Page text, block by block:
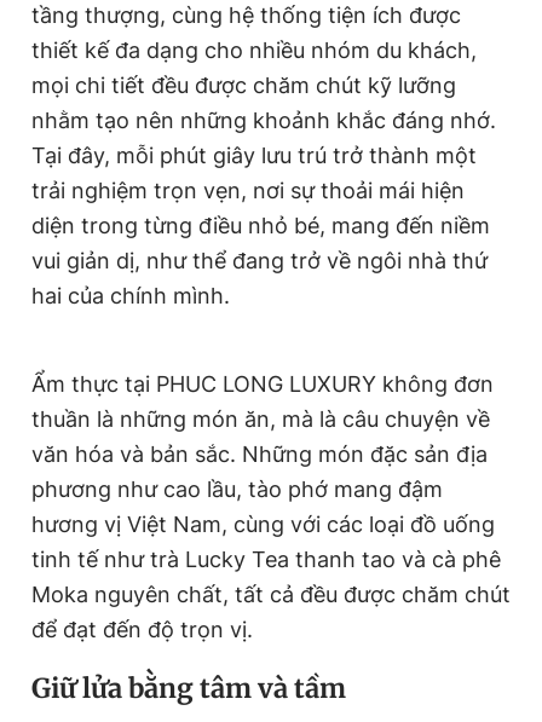
tầng thượng, cùng hệ thống tiện ích được
thiết kế đa dạng cho nhiều nhóm du khách,
mọi chi tiết đều được chăm chút kỹ lưỡng
nhằm tạo nên những khoảnh khắc đáng nhớ.
Tại đây, mỗi phút giây lưu trú trở thành một
trải nghiệm trọn vẹn, nơi sự thoải mái hiện
diện trong từng điều nhỏ bé, mang đến niềm
vui giản dị, như thể đang trở về ngôi nhà thứ
hai của chính mình.
Ẩm thực tại PHUC LONG LUXURY không đơn
thuần là những món ăn, mà là câu chuyện về
văn hóa và bản sắc. Những món đặc sản địa
phương như cao lầu, tào phớ mang đậm
hương vị Việt Nam, cùng với các loại đồ uống
tinh tế như trà Lucky Tea thanh tao và cà phê
Moka nguyên chất, tất cả đều được chăm chút
để đạt đến độ trọn vị.
Giữ lửa bằng tâm và tầm